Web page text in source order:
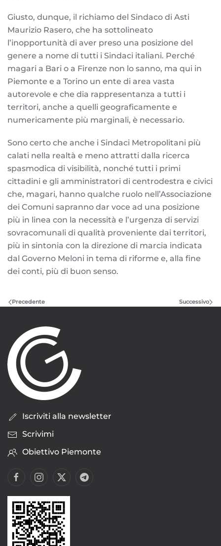
Giusto, dunque, il richiamo del Sindaco di Asti
Maurizio Rasero, che ha sottolineato
l’inopportunità di aver preso una posizione del
genere a nome di tutti i Sindaci italiani. Perché
magari a Bari o a Firenze non lo sanno, ma qui in
Piemonte e a Torino un ente di area vasta
autorevole e che dia rappresentanza a tutti i
territori, anche a quelli geograficamente e
numericamente più marginali, è necessario.
Sono certo che anche i Sindaci Metropolitani più
calati nella realtà e meno attratti dalla ricerca
spasmodica di visibilità, nonché tutti i primi
cittadini e gli amministratori di centrodestra e civici
che, magari, hanno qualche ruolo nell’Associazione
dei Comuni sapranno dar voce ad una posizione
più in linea con la necessità e l’urgenza di servizi
sovracomunali di qualità proveniente dai territori,
più in sintonia con la direzione di marcia indicata
dal Governo Meloni in tema di riforme e, alla fine
dei conti, più di buon senso.
Precedente Successivo
Iscriviti alla newsletter
Scrivimi
Obiettivo Piemonte